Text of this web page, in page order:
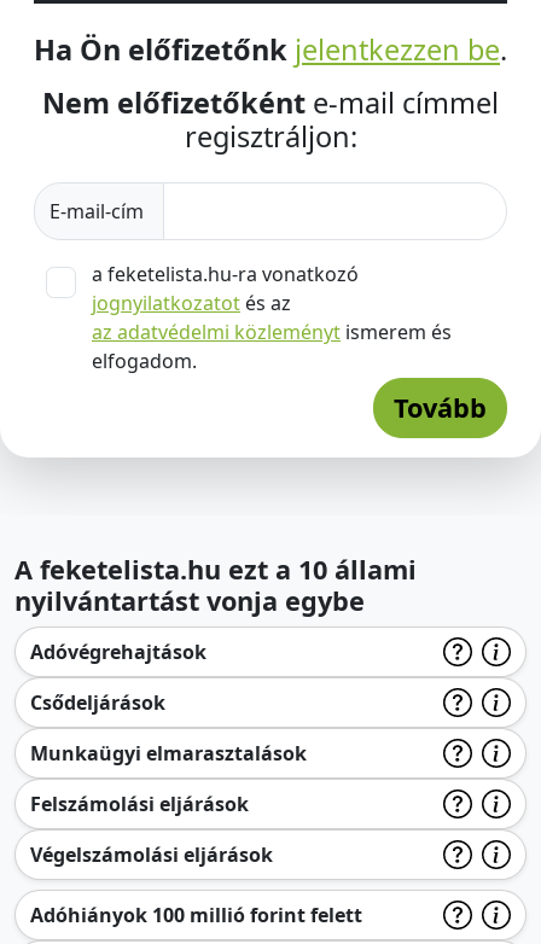
Ha Ön előfizetőnk jelentkezzen be.
Nem előfizetőként e-mail címmel
regisztráljon:
E-mail-cím
a feketelista.hu-ra vonatkozó
jognyilatkozatot és az
az adatvédelmi közleményt ismerem és
elfogadom.
Tovább
A feketelista.hu ezt a 10 állami
nyilvántartást vonja egybe
Adóvégrehajtások
Csődeljárások
Munkaügyi elmarasztalások
Felszámolási eljárások
Végelszámolási eljárások
Adóhiányok 100 millió forint felett